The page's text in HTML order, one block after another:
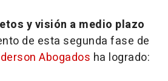
y visión a medio plazo
de esta segunda fase de
Abogados ha logrado: